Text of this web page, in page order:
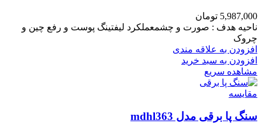
5,987,000 تومان
ناحیه هدف : صورت و چشمعملکرد لیفتینگ پوست و رفع چین و
چروک
افزودن به علاقه مندی
افزودن به سبد خرید
مشاهده سریع
مقایسه
سنگ پا برقی مدل mdhl363